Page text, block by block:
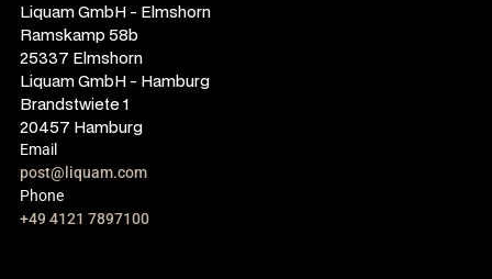
Liquam GmbH - Elmshorn
Ramskamp 58b
25337 Elmshorn
Liquam GmbH - Hamburg
Brandstwiete 1
20457 Hamburg
Email
post@liquam.com
Phone
+49 4121 7897100